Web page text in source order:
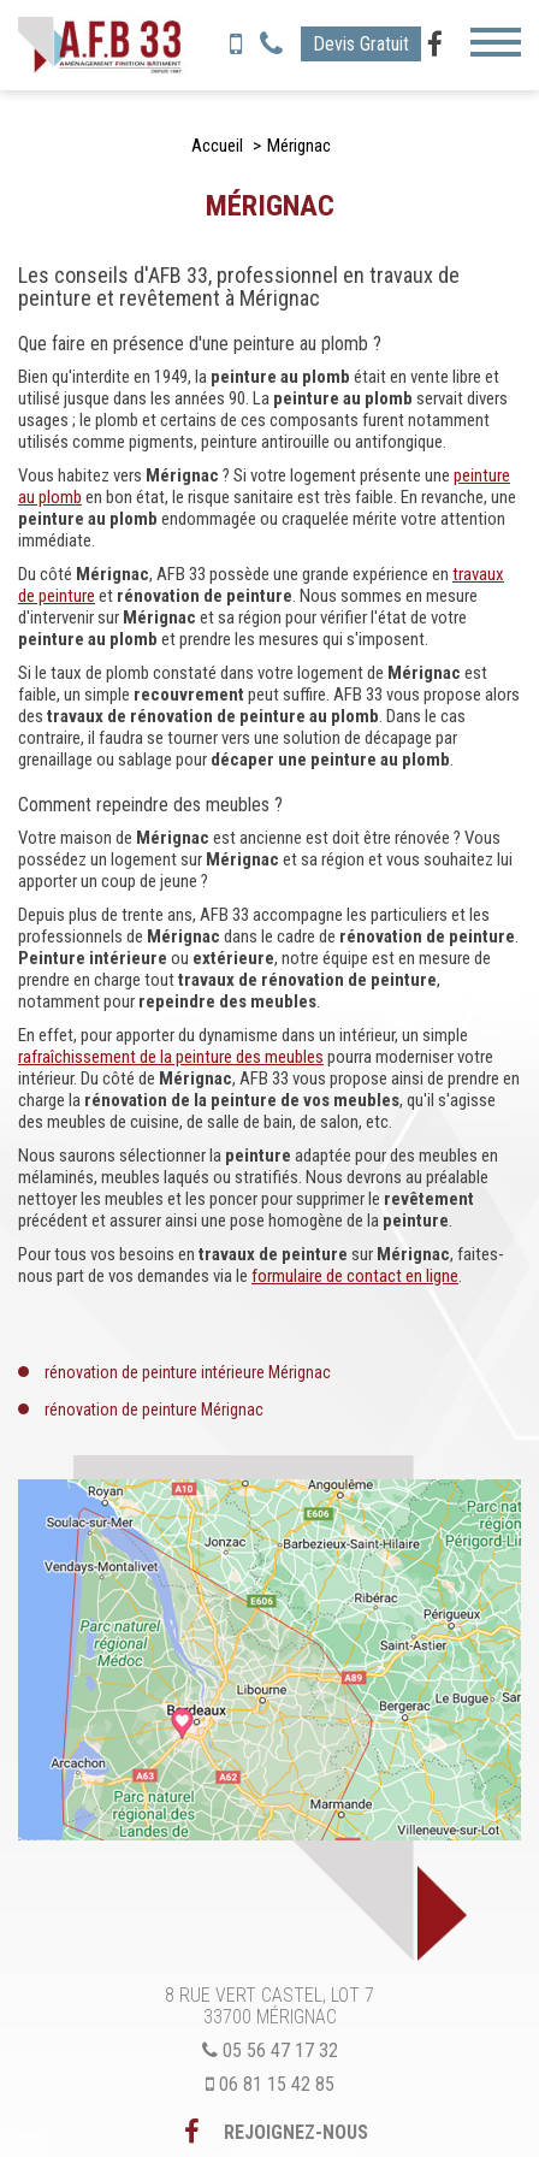
Devis Gratuit
Toggle
Accueil Mérignac
MÉRIGNAC
Les conseils d'AFB 33, professionnel en travaux de
peinture et revêtement à Mérignac
Que faire en présence d'une peinture au plomb ?
Bien qu'interdite en 1949, la peinture au plomb était en vente libre et
utilisé jusque dans les années 90. La peinture au plomb servait divers
usages ; le plomb et certains de ces composants furent notamment
utilisés comme pigments, peinture antirouille ou antifongique.
Vous habitez vers Mérignac ? Si votre logement présente une peinture
au plomb en bon état, le risque sanitaire est très faible. En revanche, une
peinture au plomb endommagée ou craquelée mérite votre attention
immédiate.
Du côté Mérignac, AFB 33 possède une grande expérience en travaux
de peinture et rénovation de peinture. Nous sommes en mesure
d'intervenir sur Mérignac et sa région pour vérifier l'état de votre
peinture au plomb et prendre les mesures qui s'imposent.
Si le taux de plomb constaté dans votre logement de Mérignac est
faible, un simple recouvrement peut suffire. AFB 33 vous propose alors
des travaux de rénovation de peinture au plomb. Dans le cas
contraire, il faudra se tourner vers une solution de décapage par
grenaillage ou sablage pour décaper une peinture au plomb.
Comment repeindre des meubles ?
Votre maison de Mérignac est ancienne est doit être rénovée ? Vous
possédez un logement sur Mérignac et sa région et vous souhaitez lui
apporter un coup de jeune ?
Depuis plus de trente ans, AFB 33 accompagne les particuliers et les
professionnels de Mérignac dans le cadre de rénovation de peinture.
Peinture intérieure ou extérieure, notre équipe est en mesure de
prendre en charge touttravaux de rénovation de peinture,
notamment pour repeindre des meubles.
En effet, pour apporter du dynamisme dans un intérieur, un simple
rafraîchissement de la peinture des meubles pourra moderniser votre
intérieur. Du côté de Mérignac, AFB 33 vous propose ainsi de prendre en
charge la rénovation de la peinture de vos meubles, qu'il s'agisse
des meubles de cuisine, de salle de bain, de salon, etc.
Nous saurons sélectionner la peinture adaptée pour des meubles en
mélaminés, meubles laqués ou stratifiés. Nous devrons au préalable
nettoyer les meubles et les poncer pour supprimer le revêtement
précédent et assurer ainsi une pose homogène de la peinture.
Pour tous vos besoins en travaux de peinture sur Mérignac, faites-
nous part de vos demandes via le formulaire de contact en ligne.
rénovation de peinture intérieure Mérignac
rénovation de peinture Mérignac
8 RUE VERT CASTEL, LOT 7
33700 MÉRIGNAC
05 56 47 17 32
06 81 15 42 85
REJOIGNEZ-NOUS